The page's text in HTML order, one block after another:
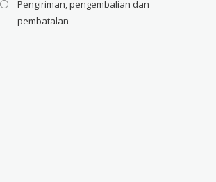
Pengiriman, pengembalian dan
pembatalan